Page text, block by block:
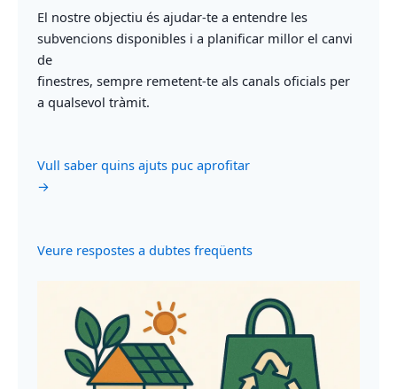
El nostre objectiu és ajudar-te a entendre les
subvencions disponibles i a planificar millor el canvi
de
finestres, sempre remetent-te als canals oficials per
a qualsevol tràmit.
Vull saber quins ajuts puc aprofitar
→
Veure respostes a dubtes freqüents